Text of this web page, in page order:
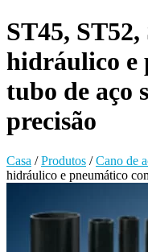
ST45,
hidráulico e
tubo de aço
precisão
Casa /Produtos /Cano de
hidráulico e pneumático